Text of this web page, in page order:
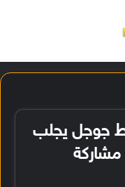
جوجل يجلب